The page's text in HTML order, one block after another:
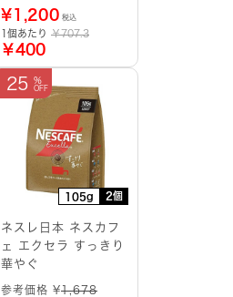
¥1,200 税込
1個あたり ￥707.3
￥400
105g 2個
25
ネスレ日本 ネスカフ
ェ エクセラ すっきり
華やぐ
参考価格 ¥1,678